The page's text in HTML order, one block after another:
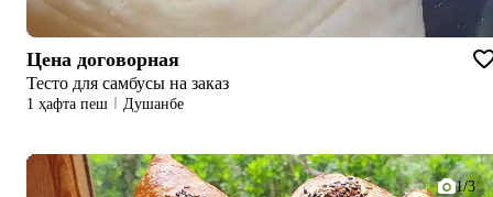
Цена договорная
Тесто для самбусы на заказ
1 ҳафта пеш Душанбе
1/3